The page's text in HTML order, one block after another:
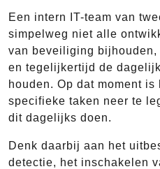
Een intern IT-team van
simpelweg niet alle
van beveiliging
en tegelijkertijd de
houden. Op dat moment
specifieke taken neer te
dit dagelijks doen.
Denk daarbij aan het
detectie, het inschakelen